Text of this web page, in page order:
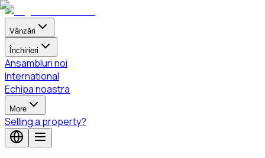
Vânzări
Închirieri
Ansambluri noi
International
Echipa noastra
More
Selling a property?